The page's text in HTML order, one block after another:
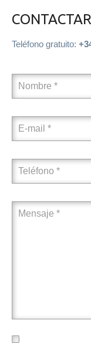
Teléfono gratuito: